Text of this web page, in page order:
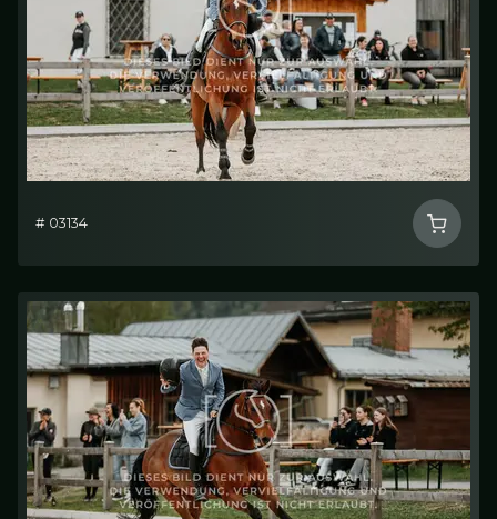
# 03134